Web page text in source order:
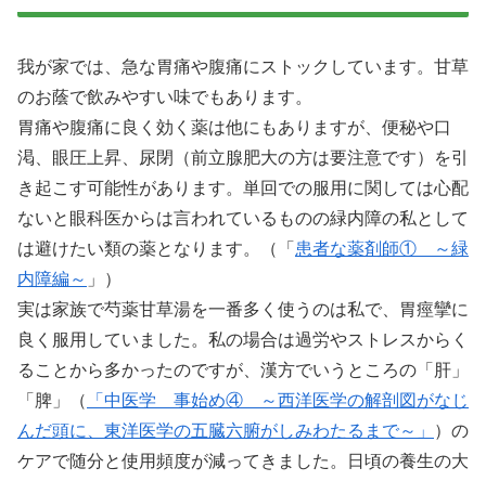
我が家では、急な胃痛や腹痛にストックしています。甘草
のお蔭で飲みやすい味でもあります。
胃痛や腹痛に良く効く薬は他にもありますが、便秘や口
渇、眼圧上昇、尿閉（前立腺肥大の方は要注意です）を引
き起こす可能性があります。単回での服用に関しては心配
ないと眼科医からは言われているものの緑内障の私として
は避けたい類の薬となります。（「 患者な薬剤師① ～緑
内障編～ 」）
実は家族で芍薬甘草湯を一番多く使うのは私で、胃痙攣に
良く服用していました。私の場合は過労やストレスからく
ることから多かったのですが、漢方でいうところの「肝」
「脾」（
「中医学 事始め④ ～西洋医学の解剖図がなじ
んだ頭に、東洋医学の五臓六腑がしみわたるまで～」
）の
ケアで随分と使用頻度が減ってきました。日頃の養生の大